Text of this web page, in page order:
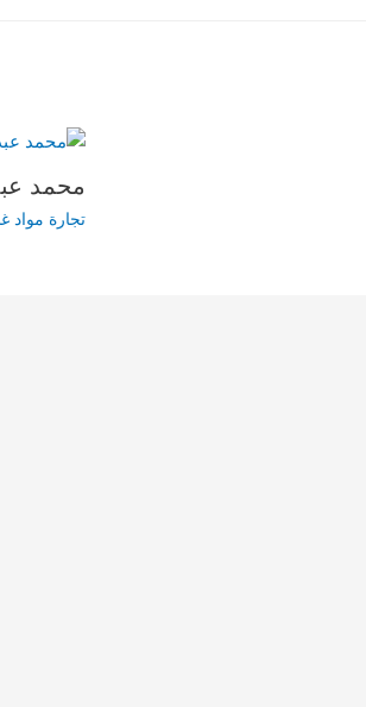
محمد
تجارة مواد